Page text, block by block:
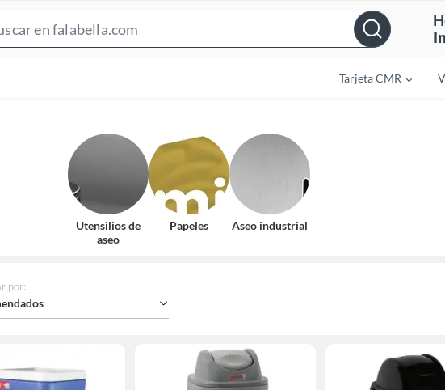
Bar
Tarjeta CMR
Utensilios de
aseo
Papeles Aseo industrial
por: